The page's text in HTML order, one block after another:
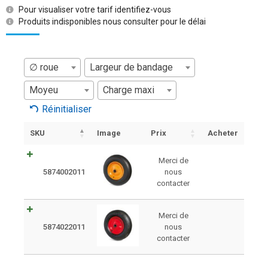
Pour visualiser votre tarif identifiez-vous
Produits indisponibles nous consulter pour le délai
∅ roue
Largeur de bandage
Moyeu
Charge maxi
Réinitialiser
SKU Image Prix Acheter
5874002011
Merci de
nous
contacter
5874022011
Merci de
nous
contacter